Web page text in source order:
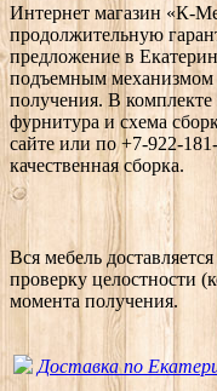
Интернет магазин «К-
продолжительную
предложение в
подъемным механизмом
получения. В комплекте
фурнитура и схема
сайте или по +7-922-
качественная сборка.
Вся мебель
проверку целостности
момента получения.
Доставка по